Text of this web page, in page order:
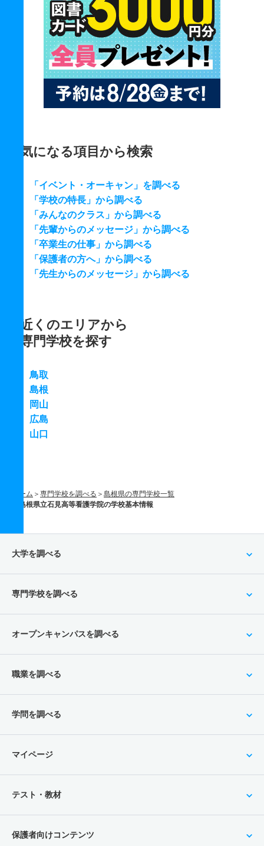
気になる項目から検索
「イベント・オーキャン」を調べる
「学校の特長」から調べる
「みんなのクラス」から調べる
「先輩からのメッセージ」から調べる
「卒業生の仕事」から調べる
「保護者の方へ」から調べる
「先生からのメッセージ」から調べる
近くのエリアから
専門学校を探す
鳥取
島根
岡山
広島
山口
ホーム 専門学校を調べる
島根県の専門学校一覧
島根県立石見高等看護学院の学校基本情報
大学を調べる
専門学校を調べる
オープンキャンパスを調べる
職業を調べる
学問を調べる
マイページ
テスト・教材
保護者向けコンテンツ